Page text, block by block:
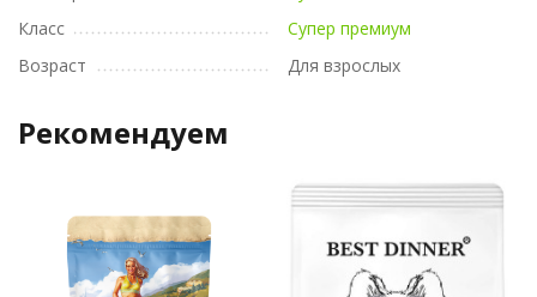
Класс
Супер премиум
Возраст
Для взрослых
Рекомендуем